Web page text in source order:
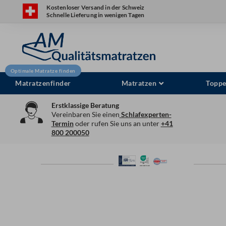
Kostenloser Versand in der Schweiz
Schnelle Lieferung in wenigen Tagen
Matratzenfinder Matratzen
Erstklassige Beratung
Vereinbaren Sie einen Schlafexperten-
Terminoder rufen Sie uns an unter+41
800 200050